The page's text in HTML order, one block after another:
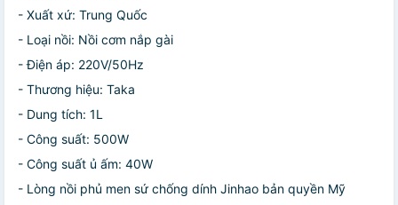
- Xuất xứ: Trung Quốc
- Loại nồi: Nồi cơm nắp gài
- Điện áp: 220V/50Hz
- Thương hiệu: Taka
- Dung tích: 1L
- Công suất: 500W
- Công suất ủ ấm: 40W
- Lòng nồi phủ men sứ chống dính Jinhao bản quyền Mỹ